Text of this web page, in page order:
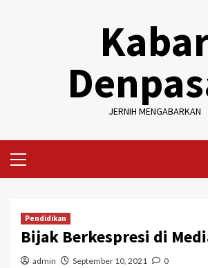
JERNIH MENGABARKAN
Menu
Pendidikan
Bijak Berkespresi di
admin September 10, 2021 0